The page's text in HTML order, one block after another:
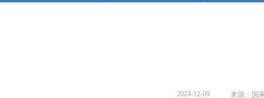
2024-12-09 来源：国